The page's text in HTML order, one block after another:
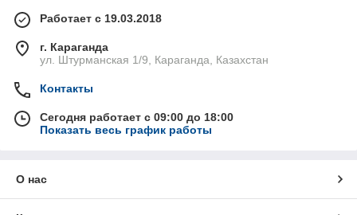
Работает с 19.03.2018
г. Караганда
ул. Штурманская 1/9, Караганда, Казахстан
Контакты
Сегодня работает с 09:00 до 18:00
Показать весь график работы
О нас